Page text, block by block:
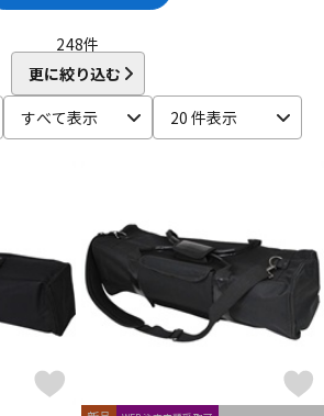
ン納品
ヴィンテージ
AUDIX AURATONE
BEHRINGER
Brauner
Bricasti Design
Chandler Coil Audio
Conisis
CROXS CURRENT CUSTOM TRY
EARTHWORKS
Electro Harmonix
Electro Voice
ENHANCED AUDIO Entreq
ESI
EXFORM
Fischer Amps
Focusrite FOSTEX
Free The Tone
248件
更に絞り込む
すべて表示 20 件表示